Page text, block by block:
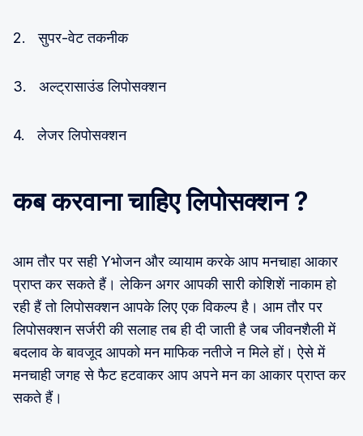
2. सुपर-वेट तकनीक
3. अल्ट्रासाउंड लिपोसक्शन
4. लेजर लिपोसक्शन
कब करवाना चाहिए लिपोसक्शन ?
आम तौर पर सही Yभोजन और व्यायाम करके आप मनचाहा आकार
प्राप्त कर सकते हैं। लेकिन अगर आपकी सारी कोशिशें नाकाम हो
रही हैं तो लिपोसक्शन आपके लिए एक विकल्प है। आम तौर पर
लिपोसक्शन सर्जरी की सलाह तब ही दी जाती है जब जीवनशैली में
बदलाव के बावजूद आपको मन माफिक नतीजे न मिले हों। ऐसे में
मनचाही जगह से फैट हटवाकर आप अपने मन का आकार प्राप्त कर
सकते हैं।